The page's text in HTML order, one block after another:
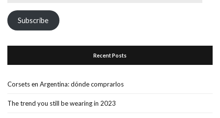
Subscribe
Recent Posts
Corsets en Argentina: dónde comprarlos
The trend you still be wearing in 2023